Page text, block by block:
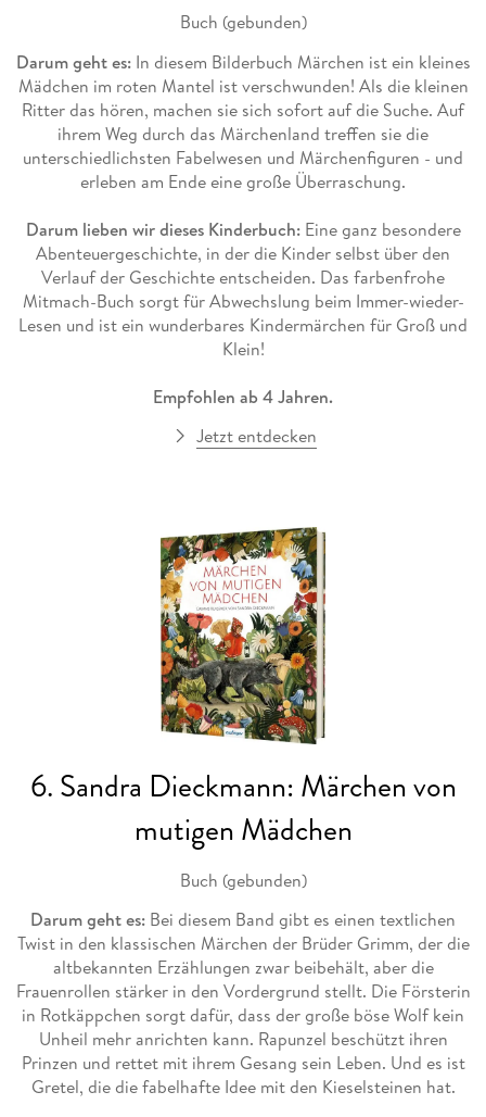
Buch (gebunden)
Darum geht es:In diesem Bilderbuch Märchen ist ein kleines
Mädchen im roten Mantel ist verschwunden! Als die kleinen
Ritter das hören, machen sie sich sofort auf die Suche. Auf
ihrem Weg durch das Märchenland treffen sie die
unterschiedlichsten Fabelwesen und Märchenfiguren - und
erleben am Ende eine große Überraschung.
Darum lieben wir dieses Kinderbuch:Eine ganz besondere
Abenteuergeschichte, in der die Kinder selbst über den
Verlauf der Geschichte entscheiden. Das farbenfrohe
Mitmach-Buch sorgt für Abwechslung beim Immer-wieder-
Lesen und ist ein wunderbares Kindermärchen für Groß und
Klein!
Empfohlen ab 4 Jahren.
Jetzt entdecken
6. Sandra Dieckmann: Märchen von
mutigen Mädchen
Buch (gebunden)
Darum geht es: Bei diesem Band gibt es einen textlichen
Twist in den klassischen Märchen der Brüder Grimm, der die
altbekannten Erzählungen zwar beibehält, aber die
Frauenrollen stärker in den Vordergrund stellt. Die Försterin
in Rotkäppchen sorgt dafür, dass der große böse Wolf kein
Unheil mehr anrichten kann. Rapunzel beschützt ihren
Prinzen und rettet mit ihrem Gesang sein Leben. Und es ist
Gretel, die die fabelhafte Idee mit den Kieselsteinen hat.